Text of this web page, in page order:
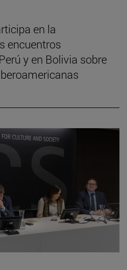
en la
encuentros
y en Bolivia sobre